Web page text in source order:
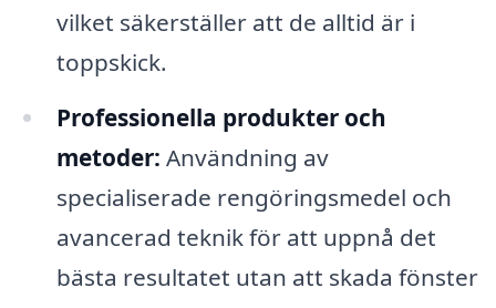
vilket säkerställer att de alltid är i
toppskick.
Professionella produkter och
metoder: Användning av
specialiserade rengöringsmedel och
avancerad teknik för att uppnå det
bästa resultatet utan att skada fönster